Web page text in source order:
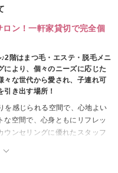
ン！一軒家貸切で完全個
階はまつ毛・エステ・脱毛メニ
より、個々のニーズに応じた
々な世代から愛され、子連れ可
き出す場所！
を感じられる空間で、心地よい
空間で、心身ともにリフレッ
ウンセリングに優れたスタッフ